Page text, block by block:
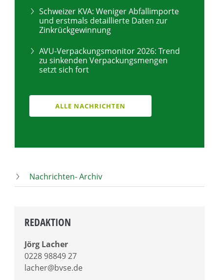
Schweizer KVA: Weniger Abfallimporte
und erstmals detaillierte Daten zur
Zinkrückgewinnung
AVU-Verpackungsmonitor 2026: Trend
zu sinkenden Verpackungsmengen
setzt sich fort
ALLE NACHRICHTEN
Nachrichten- Archiv
REDAKTION
Jörg Lacher
0228 98849 27
lacher@bvse.de